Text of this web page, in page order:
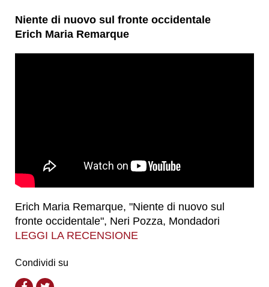
Niente di nuovo sul fronte occidentale
Erich Maria Remarque
Erich Maria Remarque, "Niente di nuovo sul
fronte occidentale", Neri Pozza, Mondadori
LEGGI LA RECENSIONE
Condividi su